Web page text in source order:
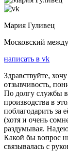
Мария Гуливец
Московский
написать в vk
Здравствуйте,
отзывчивость,
По долгу службы
производства в
поблагодарить за
(хотя и очень
раздумывая.
Какой бы вопрос
связывалась с